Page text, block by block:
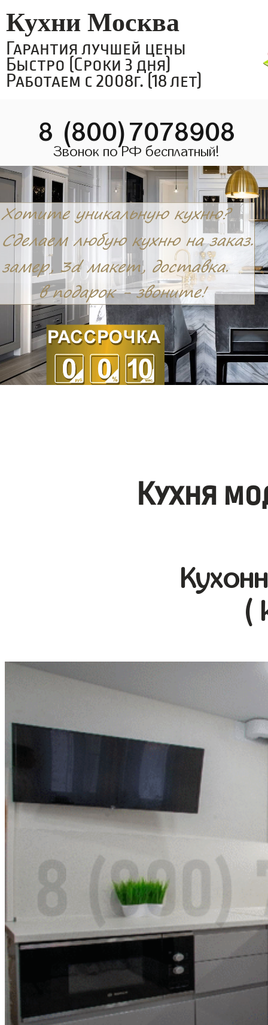
Кухни Москва
Гарантия лучшей цены
Быстро (Сроки 3 дня)
Работаем с 2008г. (18 лет)
8 (800)7078908
Звонок по РФ бесплатный!
Кухня
(